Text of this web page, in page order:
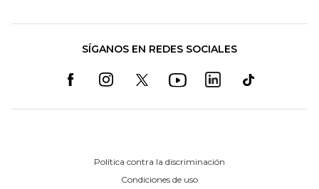
SÍGANOS EN REDES SOCIALES
Política contra la discriminación
Condiciones de uso